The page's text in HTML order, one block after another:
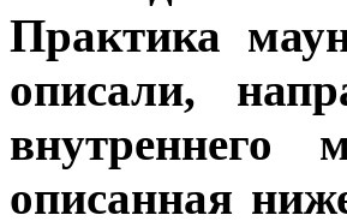
Практика
описали,
внутреннего
описанная